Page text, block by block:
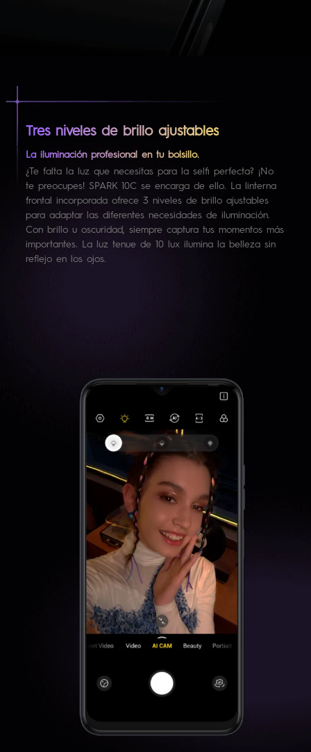
Tres niveles de brillo ajustables
La iluminación profesional en tu bolsillo.
¿Te falta la luz que necesitas para la selfi perfecta? ¡No
te preocupes! SPARK 10C se encarga de ello. La linterna
frontal incorporada ofrece 3 niveles de brillo ajustables
para adaptar las diferentes necesidades de iluminación.
Con brillo u oscuridad, siempre captura tus momentos más
importantes. La luz tenue de 10 lux ilumina la belleza sin
reflejo en los ojos.